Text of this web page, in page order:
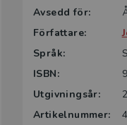
Avsedd för:
Författare:
Språk:
ISBN:
Utgivningsår:
Artikelnummer: